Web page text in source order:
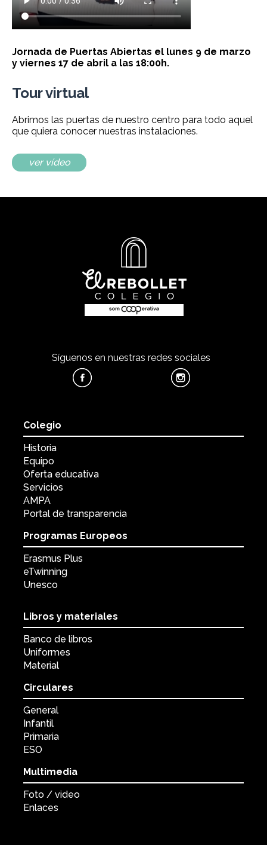
Jornada de Puertas Abiertas el lunes 9 de marzo
y viernes 17 de abril a las 18:00h.
Tour virtual
Abrimos las puertas de nuestro centro para todo aquel
que quiera conocer nuestras instalaciones.
ver vídeo
Síguenos en nuestras redes sociales
Colegio
Historia
Equipo
Oferta educativa
Servicios
AMPA
Portal de transparencia
Programas Europeos
Erasmus Plus
eTwinning
Unesco
Libros y materiales
Banco de libros
Uniformes
Material
Circulares
General
Infantil
Primaria
ESO
Multimedia
Foto / video
Enlaces